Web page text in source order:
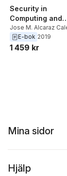
Security in
Computing and
Communications
Jose M. Alcaraz
Danda B. Rawat
Wang,Sanjay Madria
E-bok 2019
1 459 kr
Mina sidor
Hjälp